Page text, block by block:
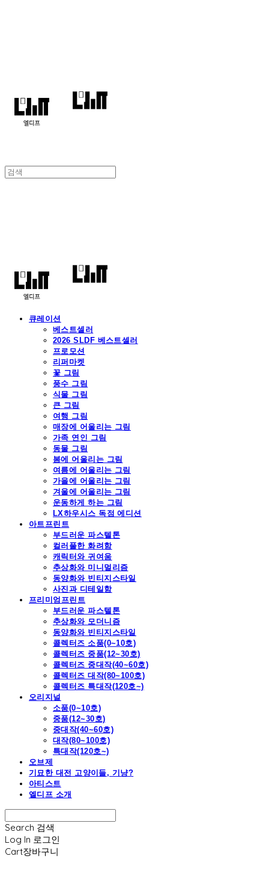
큐레이션
베스트셀러
2026 SLDF 베스트셀러
프로모션
리퍼마켓
꽃 그림
풍수 그림
식물 그림
큰 그림
여행 그림
매장에 어울리는 그림
가족 연인 그림
동물 그림
봄에 어울리는 그림
여름에 어울리는 그림
가을에 어울리는 그림
겨울에 어울리는 그림
운동하게 하는 그림
LX하우시스 독점 에디션
아트프린트
부드러운 파스텔톤
컬러풀한 화려함
캐릭터와 귀여움
추상화와 미니멀리즘
동양화와 빈티지스타일
사진과 디테일함
프리미엄프린트
부드러운 파스텔톤
추상화와 모더니즘
동양화와 빈티지스타일
콜렉터즈 소품(0~10호)
콜렉터즈 중품(12~30호)
콜렉터즈 중대작(40~60호)
콜렉터즈 대작(80~100호)
콜렉터즈 특대작(120호~)
오리지널
소품(0~10호)
중품(12~30호)
중대작(40~60호)
대작(80~100호)
특대작(120호~)
오브제
기묘한 대전 고양이들, 기냥?
아티스트
엘디프 소개
Search 검색
Log In 로그인
Cart장바구니